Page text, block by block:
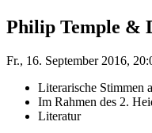
Philip Temple &
Fr., 16. September 2016,
Literarische Stimmen
Im Rahmen des 2.
Literatur